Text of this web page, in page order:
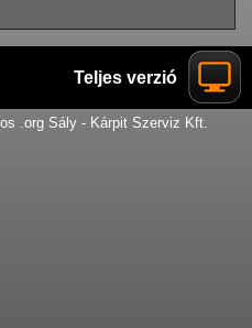
Teljes verzió
.org Sály - Kárpit Szerviz Kft.